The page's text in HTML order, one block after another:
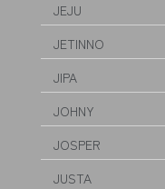
JEJU
JETINNO
JIPA
JOHNY
JOSPER
JUSTA